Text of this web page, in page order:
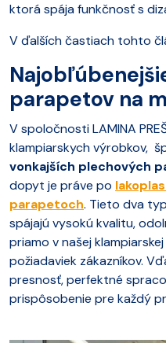
ktorá spája funkčnosť s
V ďalších častiach tohto
parapetov na
V spoločnosti LAMINA
klampiarskych výrobkov,
vonkajších plechových
dopyt je práve po
parapetoch. Tieto dva
spájajú vysokú kvalitu,
priamo v našej
požiadaviek zákazníkov.
presnosť, perfektné
prispôsobenie pre každý